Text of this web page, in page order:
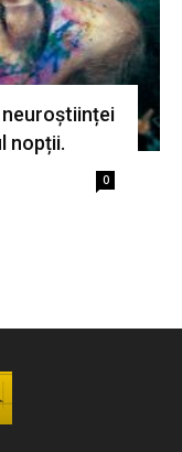
neuroștiinței
nopții.
0